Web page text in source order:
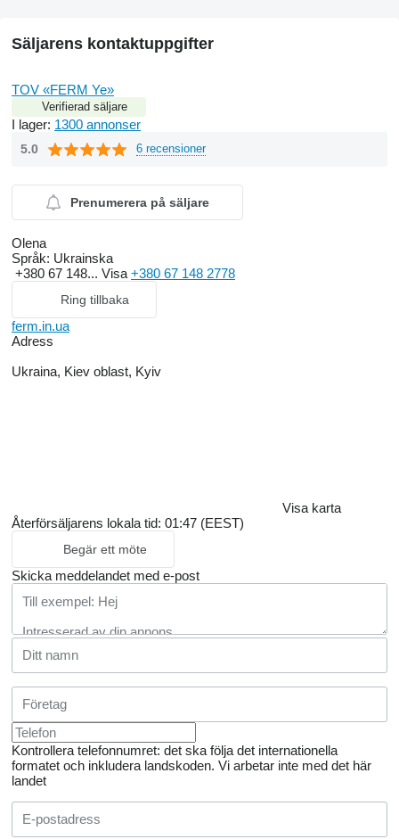
Säljarens kontaktuppgifter
TOV «FERM Ye»
Verifierad säljare
I lager: 1300 annonser
5.0 6 recensioner
Prenumerera på säljare
Olena
Språk: Ukrainska
+380 67 148... Visa +380 67 148 2778
Ring tillbaka
ferm.in.ua
Adress
Ukraina, Kiev oblast, Kyiv
Visa karta
Återförsäljarens lokala tid: 01:47 (EEST)
Begär ett möte
Skicka meddelandet med e-post
Kontrollera telefonnumret: det ska följa det internationella
formatet och inkludera landskoden. Vi arbetar inte med det här
landet